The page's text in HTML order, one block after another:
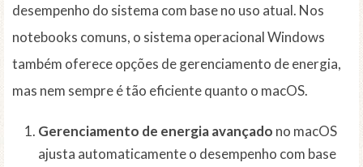
desempenho do sistema com base no uso atual. Nos
notebooks comuns, o sistema operacional Windows
também oferece opções de gerenciamento de energia,
mas nem sempre é tão eficiente quanto o macOS.
Gerenciamento de energia avançado no macOS
ajusta automaticamente o desempenho com base